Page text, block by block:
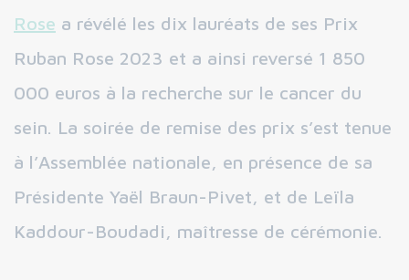
Rose a révélé les dix lauréats de ses Prix
Ruban Rose 2023 et a ainsi reversé 1 850
000 euros à la recherche sur le cancer du
sein. La soirée de remise des prix s’est tenue
à l’Assemblée nationale, en présence de sa
Présidente Yaël Braun-Pivet, et de Leïla
Kaddour-Boudadi, maîtresse de cérémonie.